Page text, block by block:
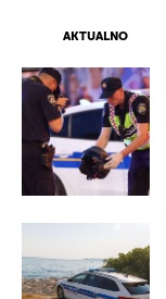
AKTUALNO